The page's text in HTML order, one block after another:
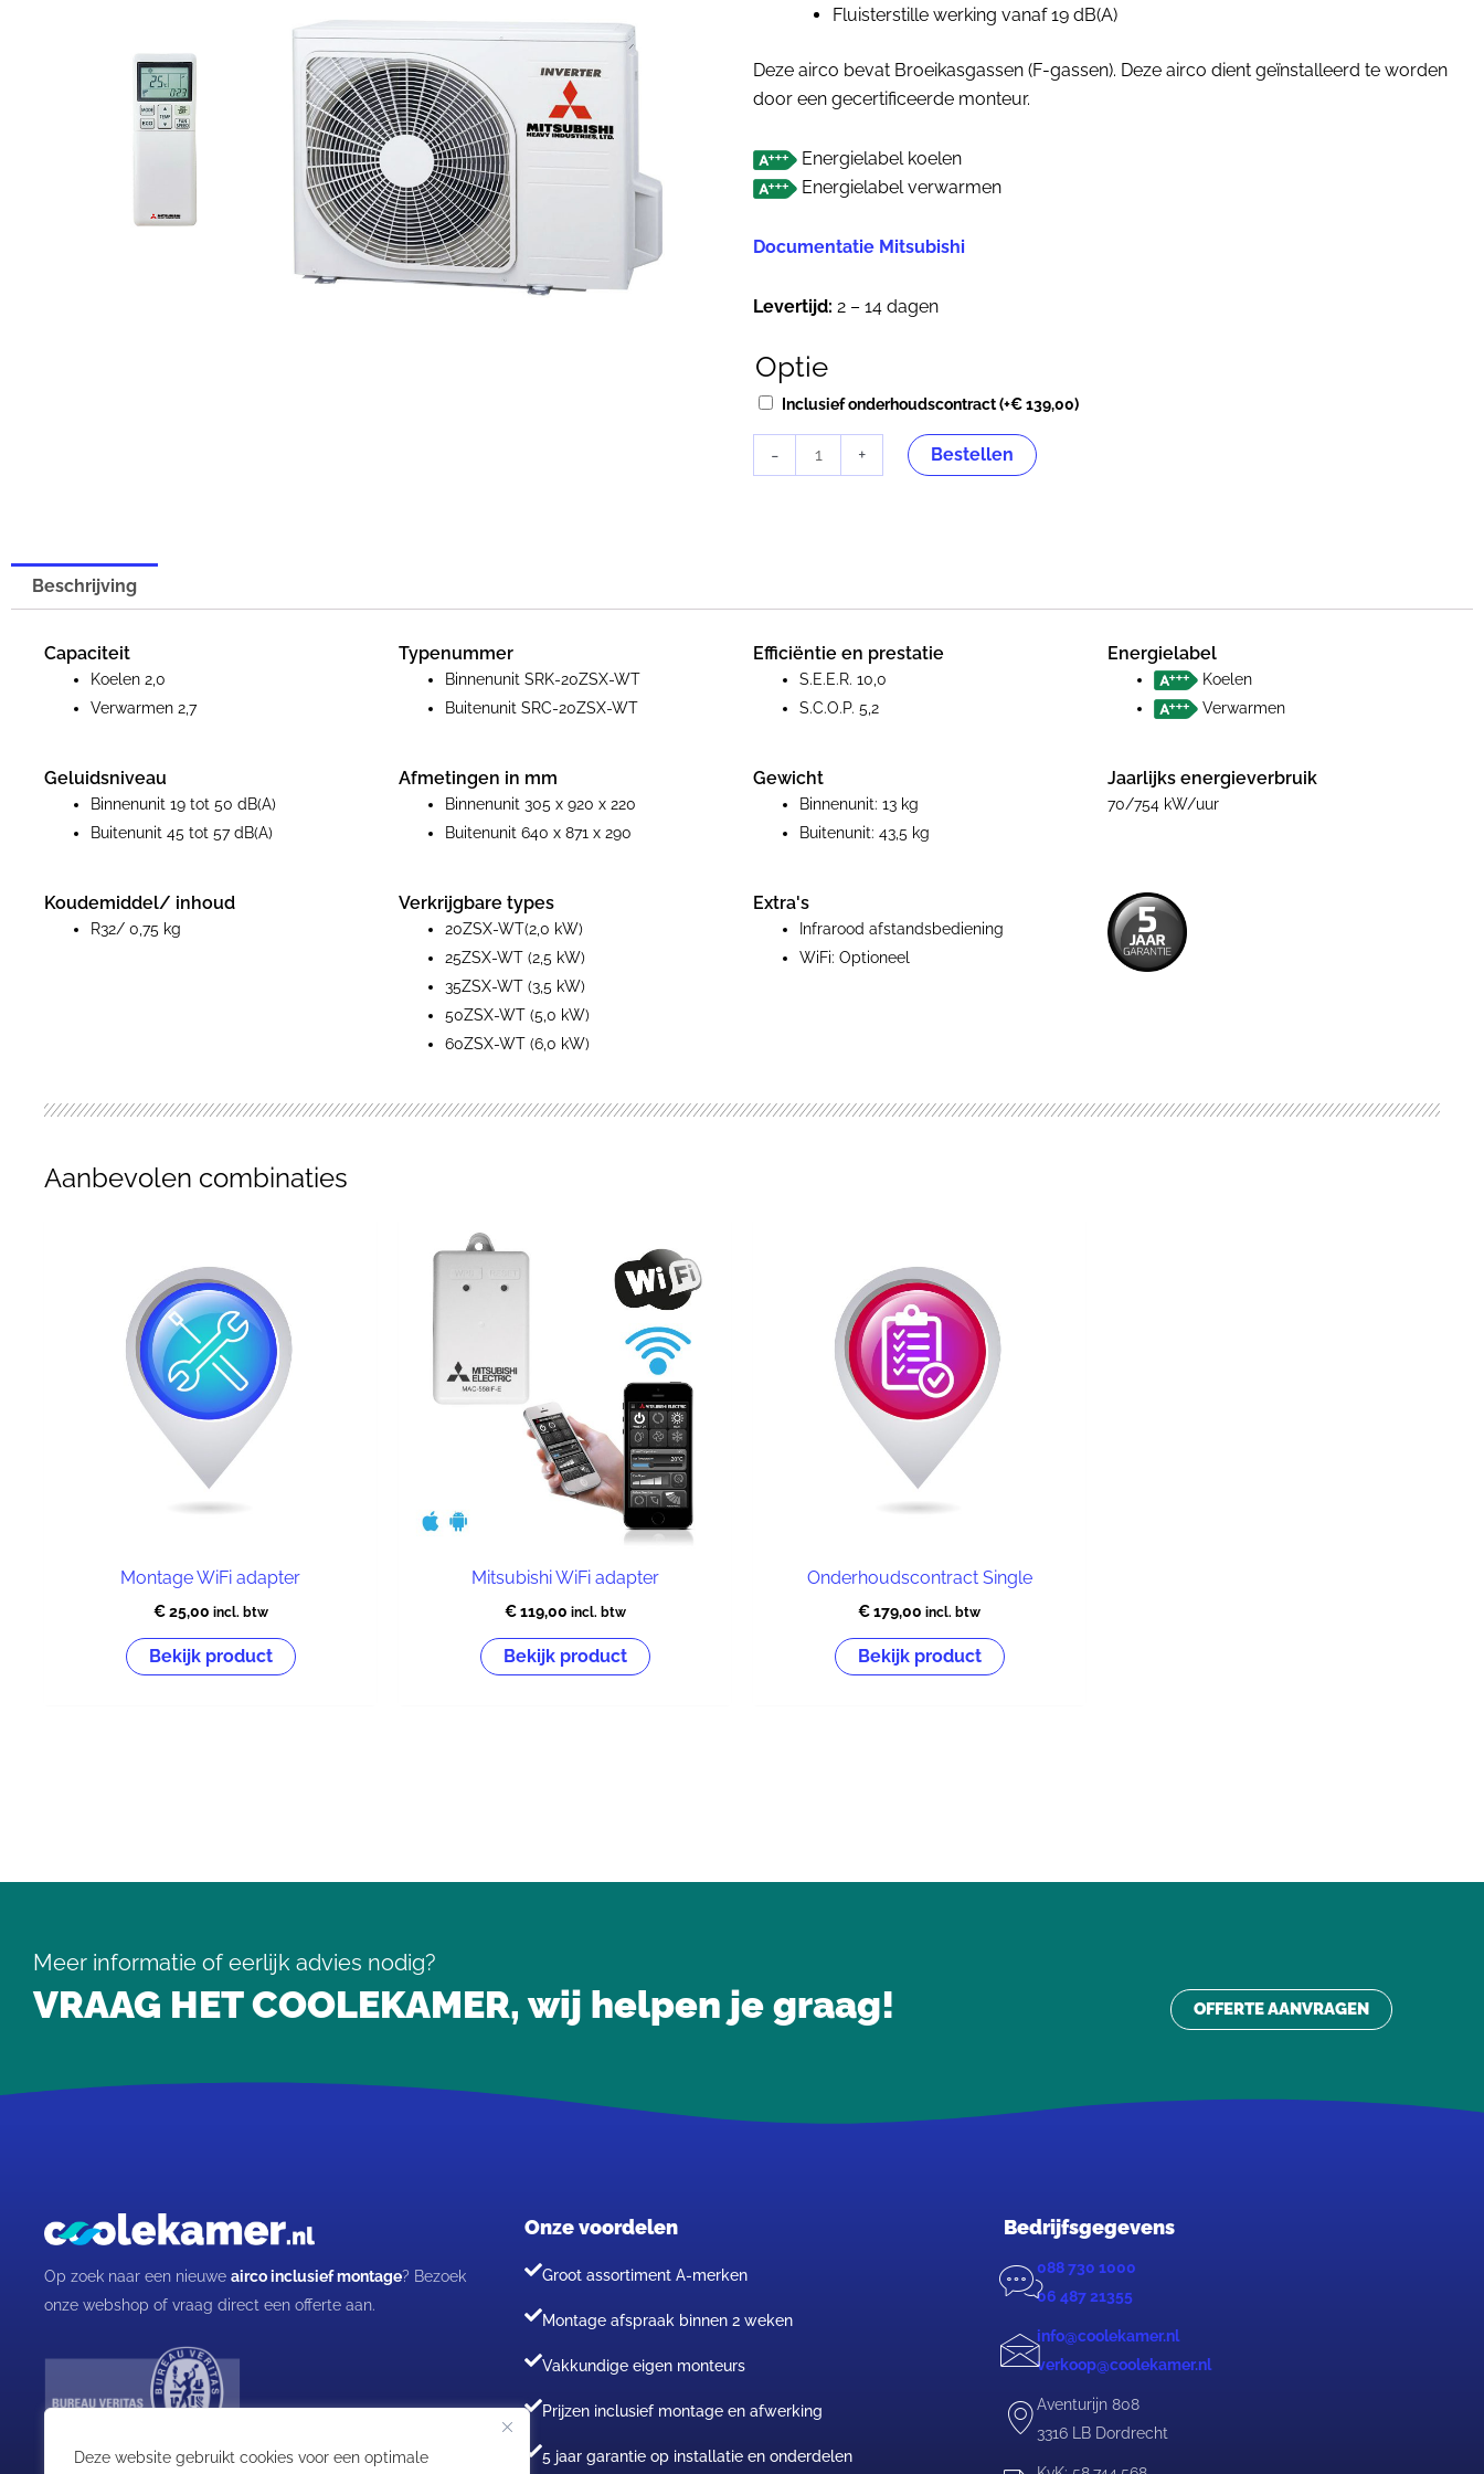
Deze website gebruikt cookies voor een optimale
Fluisterstille werking vanaf 19 dB(A)
Deze airco bevat Broeikasgassen (F-gassen). Deze airco dient geïnstalleerd te worden
door een gecertificeerde monteur.
Energielabel koelen
Energielabel verwarmen
Documentatie Mitsubishi
Levertijd: 2 – 14 dagen
Optie
Inclusief onderhoudscontract(+€139,00)
-
Mitsubishi
Heavy
WT
Titanium
+ Bestellen
Beschrijving
Capaciteit
Koelen 2,0
Verwarmen 2,7
Typenummer
Binnenunit SRK-20ZSX-WT
Buitenunit SRC-20ZSX-WT
Efficiëntie en prestatie
S.E.E.R. 10,0
S.C.O.P. 5,2
Energielabel
Koelen
Verwarmen
Geluidsniveau
Binnenunit 19 tot 50 dB(A)
Buitenunit 45 tot 57 dB(A)
Afmetingen in mm
Binnenunit 305 x 920 x 220
Buitenunit 640 x 871 x 290
Gewicht
Binnenunit: 13 kg
Buitenunit: 43,5 kg
Jaarlijks energieverbruik
70/754 kW/uur
Koudemiddel/ inhoud
R32/ 0,75 kg
Verkrijgbare types
20ZSX-WT(2,0 kW)
25ZSX-WT (2,5 kW)
35ZSX-WT (3,5 kW)
50ZSX-WT (5,0 kW)
60ZSX-WT (6,0 kW)
Extra's
Infrarood afstandsbediening
WiFi: Optioneel
Aanbevolen combinaties
Montage WiFi adapter
€25,00 incl. btw
Bekijk product
Mitsubishi WiFi adapter
€119,00 incl. btw
Bekijk product
Onderhoudscontract Single
€179,00 incl. btw
Bekijk product
Meer informatie of eerlijk advies nodig?
VRAAG HET COOLEKAMER, wij helpen je graag! OFFERTE AANVRAGEN
Op zoek naar een nieuwe airco inclusief montage? Bezoek
onze webshop of vraag direct een offerte aan.
Onze voordelen
Groot assortiment A-merken
Montage afspraak binnen 2 weken
Vakkundige eigen monteurs
Prijzen inclusief montage en afwerking
5 jaar garantie op installatie en onderdelen
Bedrijfsgegevens
088 730 1000
06 487 21355
info@coolekamer.nl
verkoop@coolekamer.nl
Aventurijn 808
3316 LB Dordrecht